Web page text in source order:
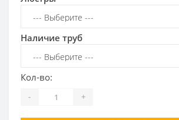
Наличие труб
Кол-во:
- +